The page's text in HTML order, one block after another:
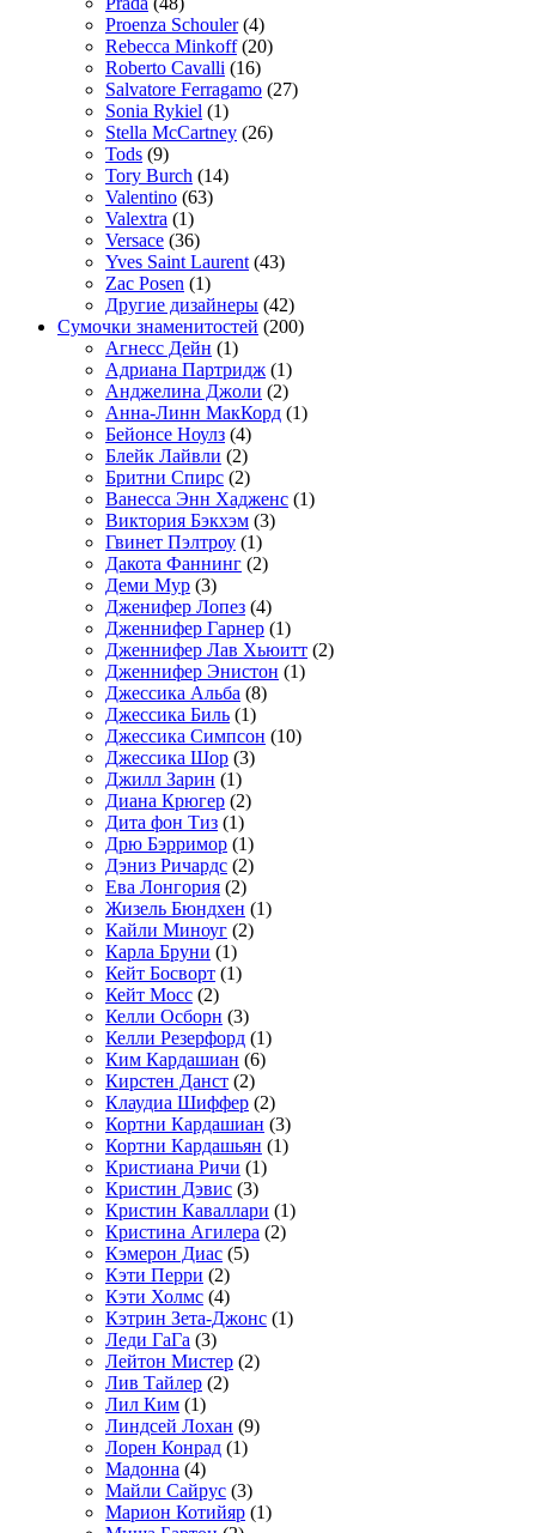
Proenza Schouler(4)
Rebecca Minkoff(20)
Roberto Cavalli (16)
Salvatore Ferragamo (27)
Sonia Rykiel (1)
Stella McCartney (26)
Tods (9)
Tory Burch (14)
Valentino (63)
Valextra (1)
Versace (36)
Yves Saint Laurent (43)
Zac Posen (1)
Другие дизайнеры (42)
Сумочки знаменитостей (200)
Агнесс Дейн (1)
Адриана Партридж (1)
Анджелина Джоли (2)
Анна-Линн МакКорд (1)
Бейонсе Ноулз (4)
Блейк Лайвли (2)
Бритни Спирс (2)
Ванесса Энн Хадженс (1)
Виктория Бэкхэм (3)
Гвинет Пэлтроу (1)
Дакота Фаннинг (2)
Деми Мур (3)
Дженифер Лопез (4)
Дженнифер Гарнер (1)
Дженнифер Лав Хьюитт (2)
Дженнифер Энистон (1)
Джессика Альба (8)
Джессика Биль (1)
Джессика Симпсон (10)
Джессика Шор (3)
Джилл Зарин (1)
Диана Крюгер (2)
Дита фон Тиз (1)
Дрю Бэрримор (1)
Дэниз Ричардс (2)
Ева Лонгория (2)
Жизель Бюндхен (1)
Кайли Миноуг (2)
Карла Бруни (1)
Кейт Босворт (1)
Кейт Мосс (2)
Келли Осборн (3)
Келли Резерфорд (1)
Ким Кардашиан (6)
Кирстен Данст (2)
Клаудиа Шиффер (2)
Кортни Кардашиан (3)
Кортни Кардашьян (1)
Кристиана Ричи (1)
Кристин Дэвис (3)
Кристин Каваллари (1)
Кристина Агилера (2)
Кэмерон Диас (5)
Кэти Перри (2)
Кэти Холмс (4)
Кэтрин Зета-Джонс (1)
Леди ГаГа (3)
Лейтон Мистер (2)
Лив Тайлер (2)
Лил Ким (1)
Линдсей Лохан (9)
Лорен Конрад (1)
Мадонна (4)
Майли Сайрус (3)
Марион Котийяр (1)